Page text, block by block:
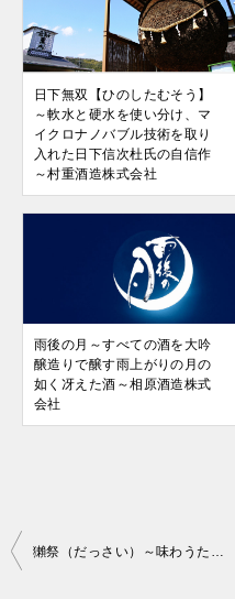
日下無双【ひのしたむそう】
～軟水と硬水を使い分け、マ
イクロナノバブル技術を取り
入れた日下信次杜氏の自信作
～村重酒造株式会社
雨後の月～すべての酒を大吟
醸造りで醸す雨上がりの月の
如く冴えた酒～相原酒造株式
会社
投